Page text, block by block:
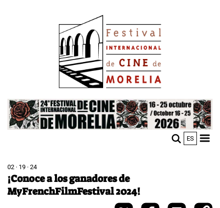
Image
ES
02 · 19 · 24
¡Conoce a los ganadores de
MyFrenchFilmFestival 2024!